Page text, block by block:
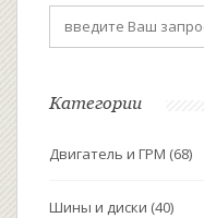
Категории
Двигатель и ГРМ (68)
Шины и диски (40)